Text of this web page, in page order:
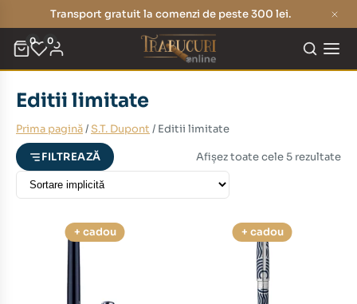
Transport gratuit la comenzi de peste 300 lei.
0 0
Editii limitate
Prima pagină/S.T. Dupont / Editii limitate
FILTREAZĂ Afișez toate cele 5 rezultate
+ cadou + cadou